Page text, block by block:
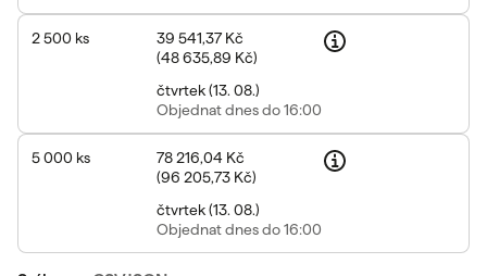
2 500 ks
39 541,37 Kč
(48 635,89 Kč)
čtvrtek(13. 08.)
Objednatdnes do 16:00
5 000 ks
78 216,04 Kč
(96 205,73 Kč)
čtvrtek(13. 08.)
Objednatdnes do 16:00